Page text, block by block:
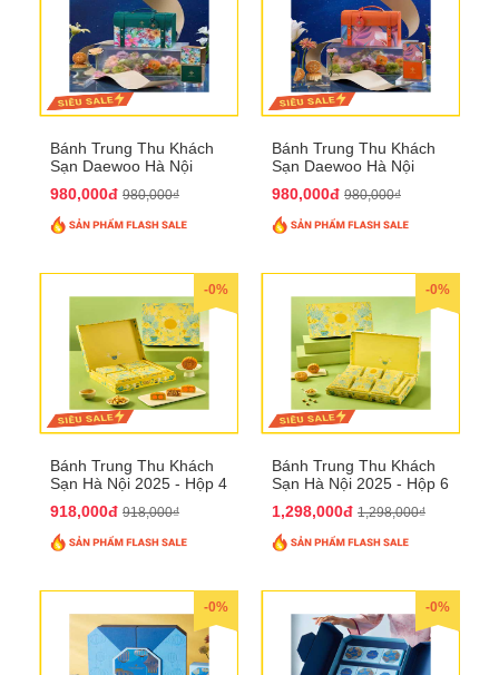
Bánh Trung Thu Khách
Sạn Daewoo Hà Nội
QTTT30
980,000đ 980,000₫
Bánh Trung Thu Khách
Sạn Daewoo Hà Nội
QTTT31
980,000đ 980,000₫
-0%
Bánh Trung Thu Khách
Sạn Hà Nội 2025 - Hộp 4
918,000đ 918,000₫
-0%
Bánh Trung Thu Khách
Sạn Hà Nội 2025 - Hộp 6
1,298,000đ 1,298,000₫
-0% -0%